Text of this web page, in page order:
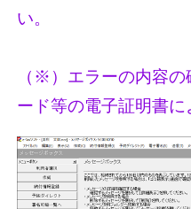
い。
（※）エラーの内容
ード等の電子証明書に